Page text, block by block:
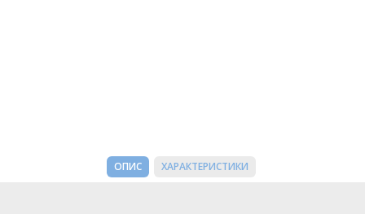
ОПИС ХАРАКТЕРИСТИКИ